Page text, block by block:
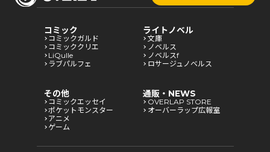
コミック
コミックガルド
コミッククリエ
LiQulle
ラブパルフェ
ライトノベル
文庫
ノベルス
ノベルスf
ロサージュノベルス
その他
コミックエッセイ
ポケットモンスター
アニメ
ゲーム
通販・NEWS
OVERLAP STORE
オーバーラップ広報室